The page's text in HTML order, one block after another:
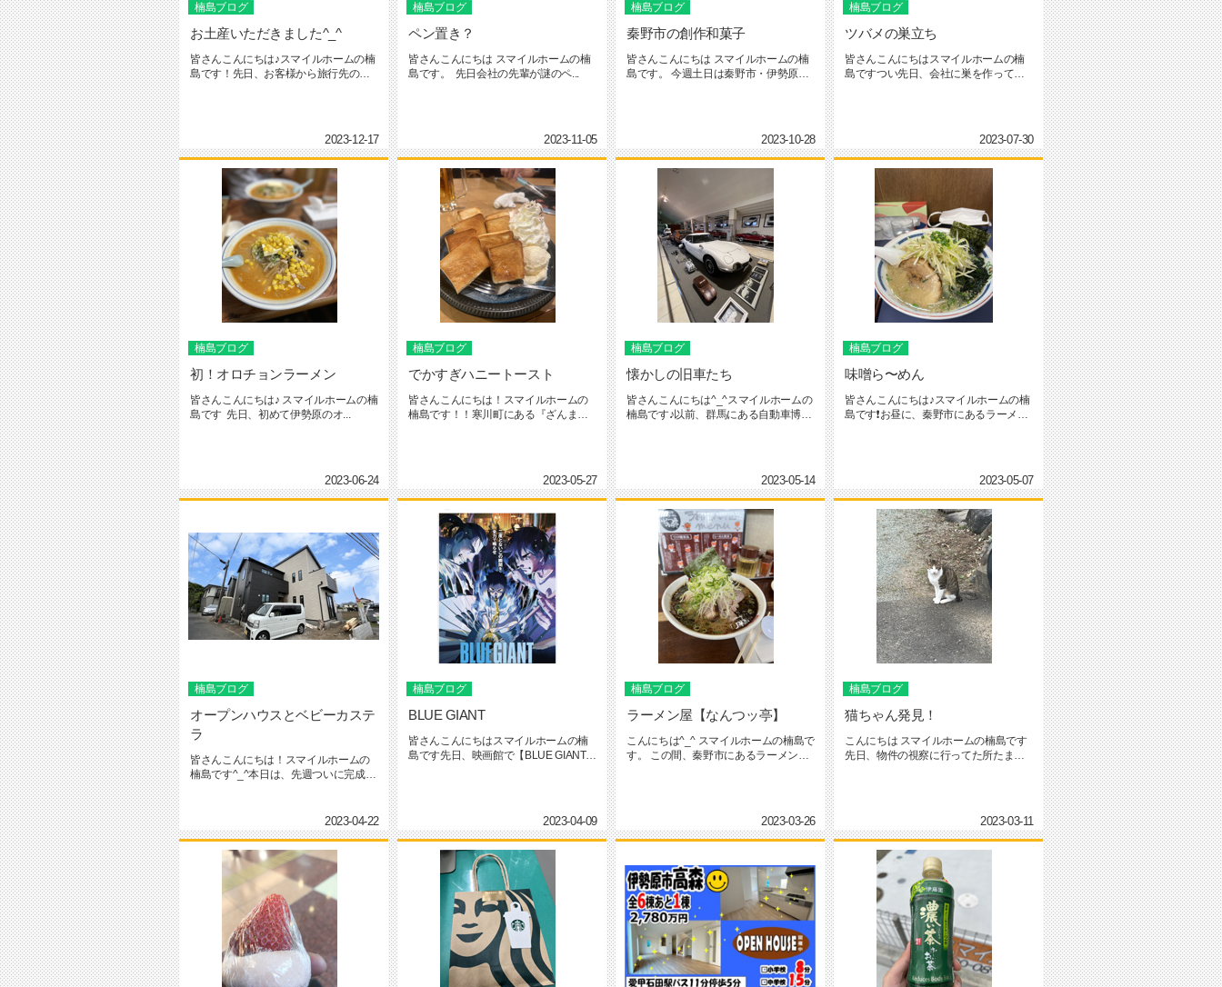
楠島ブログ
お土産いただきました^_^
皆さんこんにちは♪スマイルホームの楠
島です！先日、お客様から旅行先のお
2023-12-17
楠島ブログ
ペン置き？
皆さんこんにちは スマイルホームの楠
島です。 先日会社の先輩が謎のペ...
2023-11-05
楠島ブログ
秦野市の創作和菓子
皆さんこんにちは スマイルホームの楠
島です。 今週土日は秦野市・伊勢原市
2023-10-28
楠島ブログ
ツバメの巣立ち
皆さんこんにちはスマイルホームの楠
島ですつい先日、会社に巣を作ってく
2023-07-30
楠島ブログ
初！オロチョンラーメン
皆さんこんにちは♪ スマイルホームの楠
島です 先日、初めて伊勢原のオ...
2023-06-24
楠島ブログ
でかすぎハニートースト
皆さんこんにちは！スマイルホームの
楠島です！！寒川町にある『ざんま
2023-05-27
楠島ブログ
懐かしの旧車たち
皆さんこんにちは^_^スマイルホームの
楠島です♪以前、群馬にある自動車博物
2023-05-14
楠島ブログ
味噌ら〜めん
皆さんこんにちは♪スマイルホームの楠
島です❗️お昼に、秦野市にあるラーメン
2023-05-07
楠島ブログ
オープンハウスとベビーカステ
ラ
皆さんこんにちは！スマイルホームの
楠島です^_^本日は、先週ついに完成し
2023-04-22
楠島ブログ
BLUE GIANT
皆さんこんにちはスマイルホームの楠
島です先日、映画館で【BLUE GIANT】
2023-04-09
楠島ブログ
ラーメン屋【なんつッ亭】
こんにちは^_^ スマイルホームの楠島で
す。 この間、秦野市にあるラーメン屋
2023-03-26
楠島ブログ
猫ちゃん発見！
こんにちは スマイルホームの楠島です
先日、物件の視察に行ってた所たまた
2023-03-11